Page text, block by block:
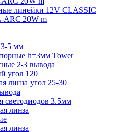
линейки 12V CLASSIC
ARC 20W m
5 мм
h=3мм Tower
2-3 вывода
угол 120
линза угол 25-30
светодиодов 3.5мм
линза
линза